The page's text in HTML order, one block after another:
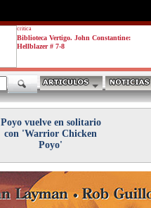
critica
Biblioteca Vertigo. John Constantine:
Hellblazer # 7-8
Poyo vuelve en solitario
con 'Warrior Chicken
Poyo'